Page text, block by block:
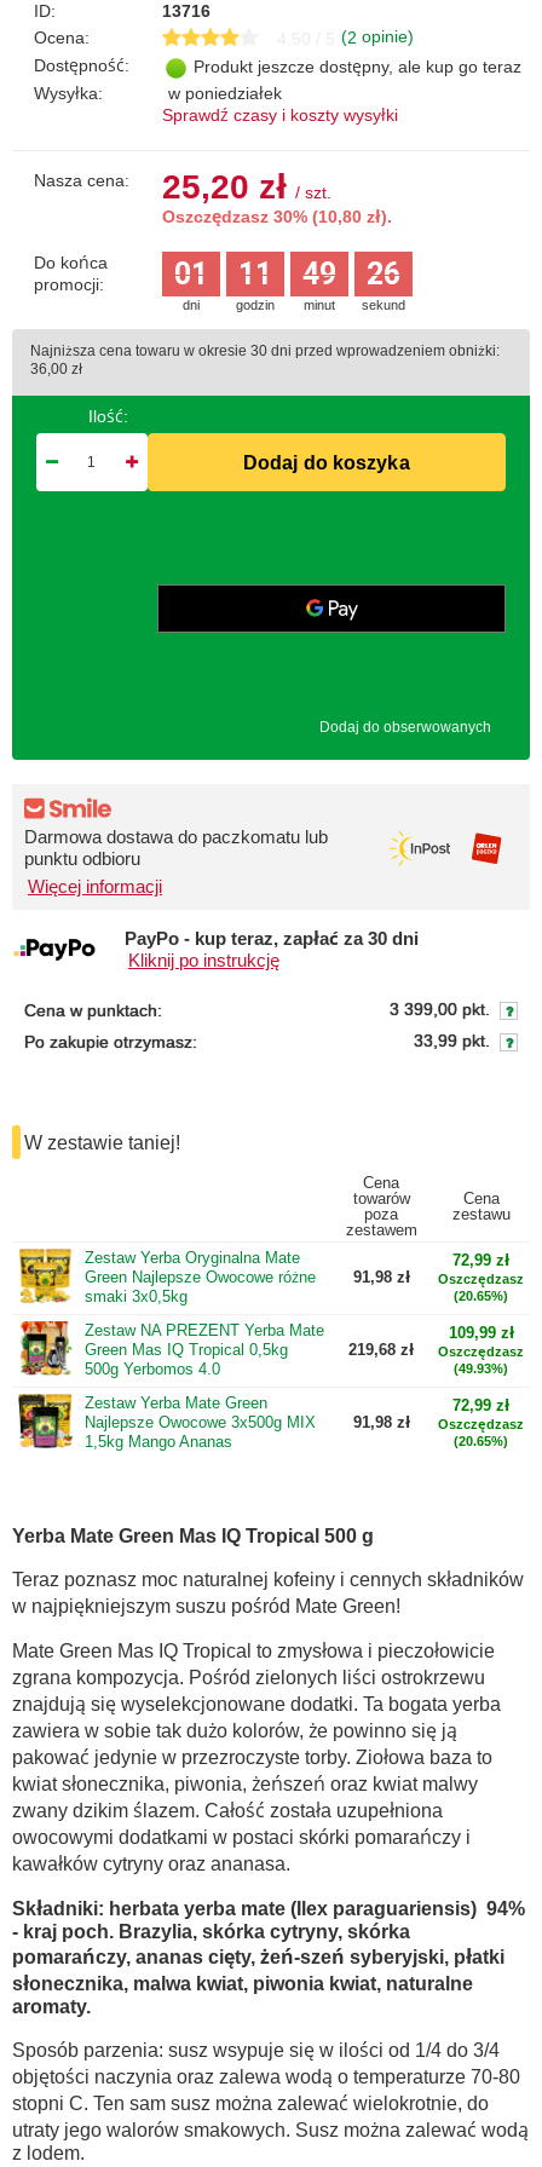
ID:
13716
Ocena:
(2 opinie)
Dostępność:
Produkt jeszcze dostępny, ale kup go teraz
Wysyłka:
w poniedziałek
Sprawdź czasy i koszty wysyłki
Nasza cena: 25,20 zł / szt.
Oszczędzasz 30% (10,80 zł).
Do końca
promocji:
dni
01
godzin
11
minut
49
sekund
26
Najniższa cena towaru w okresie 30 dni przed wprowadzeniem obniżki:
36,00 zł
Ilość:
Dodaj do koszyka
Dodaj do obserwowanych
Darmowa dostawa do paczkomatu lub
punktu odbioru
Więcej informacji
PayPo - kup teraz, zapłać za 30 dni
Kliknij po instrukcję
Cena w punktach:
3 399,00 pkt.
Po zakupie otrzymasz:
33,99 pkt.
W zestawie taniej!
Cena
towarów
poza
zestawem
Cena
zestawu
Zestaw Yerba Oryginalna Mate
Green Najlepsze Owocowe różne
smaki 3x0,5kg
91,98 zł
72,99 zł
Oszczędzasz
(20.65%)
Zestaw NA PREZENT Yerba Mate
Green Mas IQ Tropical 0,5kg
500g Yerbomos 4.0
219,68 zł
109,99 zł
Oszczędzasz
(49.93%)
Zestaw Yerba Mate Green
Najlepsze Owocowe 3x500g MIX
1,5kg Mango Ananas
91,98 zł
72,99 zł
Oszczędzasz
(20.65%)
Yerba Mate Green Mas IQ Tropical 500 g
Teraz poznasz moc naturalnej kofeiny i cennych składników
w najpiękniejszym suszu pośród Mate Green!
Mate Green Mas IQ Tropical to zmysłowa i pieczołowicie
zgrana kompozycja. Pośród zielonych liści ostrokrzewu
znajdują się wyselekcjonowane dodatki. Ta bogata yerba
zawiera w sobie tak dużo kolorów, że powinno się ją
pakować jedynie w przezroczyste torby. Ziołowa baza to
kwiat słonecznika, piwonia, żeńszeń oraz kwiat malwy
zwany dzikim ślazem. Całość została uzupełniona
owocowymi dodatkami w postaci skórki pomarańczy i
kawałków cytryny oraz ananasa.
Składniki: herbata yerba mate (Ilex paraguariensis) 94%
- kraj poch. Brazylia, skórka cytryny, skórka
pomarańczy, ananas cięty, żeń-szeń syberyjski, płatki
słonecznika, malwa kwiat, piwonia kwiat, naturalne
aromaty.
Sposób parzenia: susz wsypuje się w ilości od 1/4 do 3/4
objętości naczynia oraz zalewa wodą o temperaturze 70-80
stopni C. Ten sam susz można zalewać wielokrotnie, do
utraty jego walorów smakowych. Susz można zalewać wodą
z lodem.